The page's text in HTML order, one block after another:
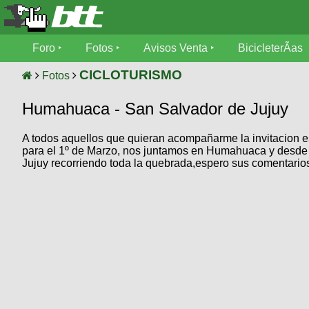
Foro
MecÃ¡nica
Fotos
tu foto
Avisos
BicicleterÃ­
Foro Fotos Avisos Venta BicicleterÃ­as
Fotos CICLOTURISMO
Humahuaca - San Salvador de Jujuy
A todos aquellos que quieran acompañarme la invitacion
para el 1º de Marzo, nos juntamos en Humahuaca y
Jujuy recorriendo toda la quebrada,espero sus